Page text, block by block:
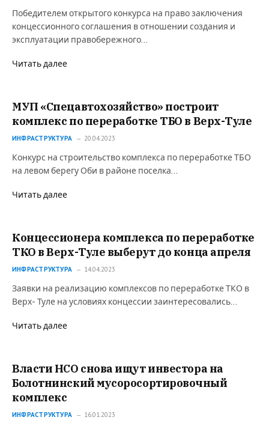
Победителем открытого конкурса на право заключения
концессионного соглашения в отношении создания и
эксплуатации правобережного…
Читать далее
МУП «Спецавтохозяйство» построит
комплекс по переработке ТБО в Верх-Туле
ИНФРАСТРУКТУРА 20.04.2023
Конкурс на строительство комплекса по переработке ТБО
на левом берегу Оби в районе поселка…
Читать далее
Концессионера комплекса по переработке
ТКО в Верх-Туле выберут до конца апреля
ИНФРАСТРУКТУРА 14.04.2023
Заявки на реализацию комплексов по переработке ТКО в
Верх- Туле на условиях концессии заинтересовались…
Читать далее
Власти НСО снова ищут инвестора на
Болотнинский мусоросортировочный
комплекс
ИНФРАСТРУКТУРА 16.01.2023